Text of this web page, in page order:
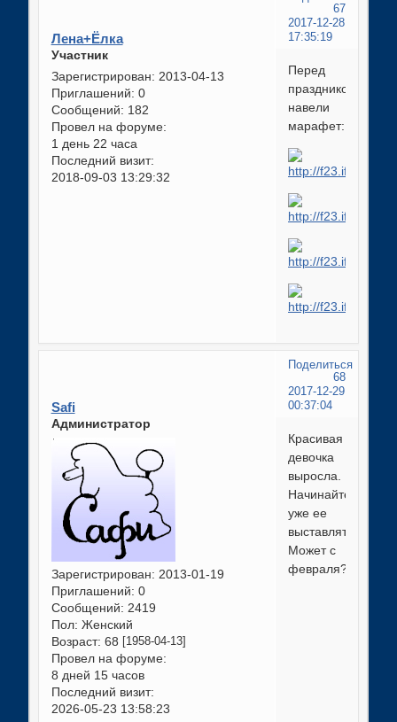
67
2017-12-28
17:35:19
Лена+Ёлка
Участник
Зарегистрирован: 2013-04-13
Приглашений: 0
Сообщений: 182
Провел на форуме:
1 день 22 часа
Последний визит:
2018-09-03 13:29:32
Перед
праздником
навели
марафет:
Поделиться
68
2017-12-29
00:37:04
Safi
Администратор
Зарегистрирован: 2013-01-19
Приглашений: 0
Сообщений: 2419
Пол: Женский
Возраст: 68 [1958-04-13]
Провел на форуме:
8 дней 15 часов
Последний визит:
2026-05-23 13:58:23
Красивая
девочка
выросла.
Начинайте
уже ее
выставлять.
Может с
февраля?